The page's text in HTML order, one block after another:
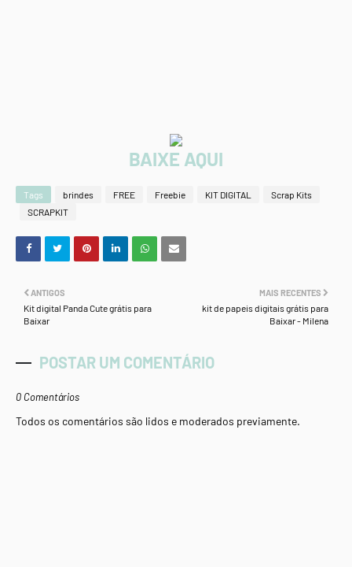
BAIXE AQUI
Tags brindes FREE Freebie KIT DIGITAL
Scrap Kits
SCRAPKIT
MAIS RECENTES
kit de papeis digitais grátis para
Baixar - Milena
ANTIGOS
Kit digital Panda Cute grátis para
Baixar
POSTAR UM COMENTÁRIO
0 Comentários
Todos os comentários são lidos e moderados previamente.